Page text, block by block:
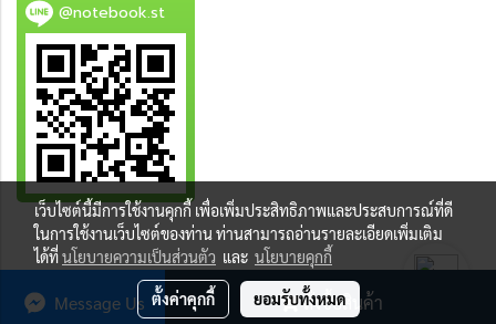
สั่งซื้อสินค้า
Message Us
@notebook.st
BEST DEAL
เว็บไซต์นี้มีการใช้งานคุกกี้ เพื่อเพิ่มประสิทธิภาพและประสบการณ์ที่ดี
ในการใช้งานเว็บไซต์ของท่าน ท่านสามารถอ่านรายละเอียดเพิ่มเติม
ได้ที่นโยบายความเป็นส่วนตัว และ นโยบายคุกกี้
ตั้งค่าคุกกี้ ยอมรับทั้งหมด